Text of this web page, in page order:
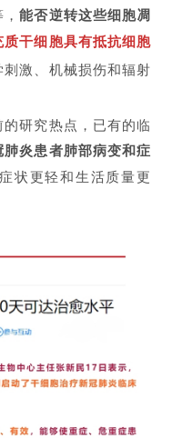
，能否逆转这些细胞凋
质干细胞具有抵抗细胞
刺激、机械损伤和辐射
研究热点，已有的临
肺炎患者肺部病变和症
状更轻和生活质量更